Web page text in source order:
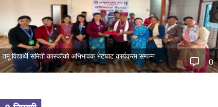
0
तमू विद्यार्थी समिती कास्कीको अभिभावक भेटघाट कार्यक्रम सम्पन्न